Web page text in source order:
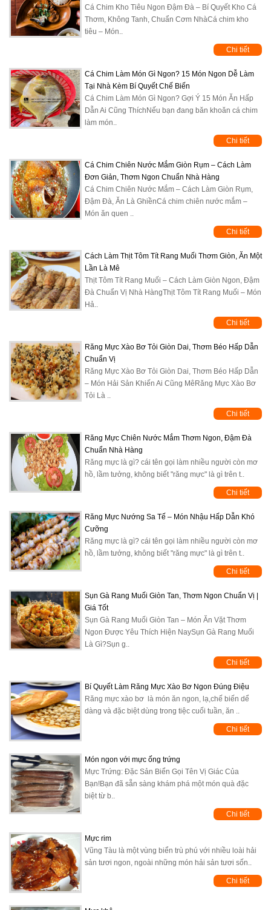
Cá Chim Kho Tiêu Ngon Đậm Đà – Bí Quyết Kho Cá
Thơm, Không Tanh, Chuẩn Cơm NhàCá chim kho
tiêu – Món..
Chi tiết
Cá Chim Làm Món Gì Ngon? 15 Món Ngon Dễ Làm
Tại Nhà Kèm Bí Quyết Chế Biến
Cá Chim Làm Món Gì Ngon? Gợi Ý 15 Món Ăn Hấp
Dẫn Ai Cũng ThíchNếu bạn đang băn khoăn cá chim
làm món..
Chi tiết
Cá Chim Chiên Nước Mắm Giòn Rụm – Cách Làm
Đơn Giản, Thơm Ngon Chuẩn Nhà Hàng
Cá Chim Chiên Nước Mắm – Cách Làm Giòn Rụm,
Đậm Đà, Ăn Là GhiềnCá chim chiên nước mắm –
Món ăn quen ..
Chi tiết
Cách Làm Thịt Tôm Tít Rang Muối Thơm Giòn, Ăn Một
Lần Là Mê
Thịt Tôm Tít Rang Muối – Cách Làm Giòn Ngon, Đậm
Đà Chuẩn Vị Nhà HàngThịt Tôm Tít Rang Muối – Món
Hả..
Chi tiết
Răng Mực Xào Bơ Tỏi Giòn Dai, Thơm Béo Hấp Dẫn
Chuẩn Vị
Răng Mực Xào Bơ Tỏi Giòn Dai, Thơm Béo Hấp Dẫn
– Món Hải Sản Khiến Ai Cũng MêRăng Mực Xào Bơ
Tỏi Là ..
Chi tiết
Răng Mực Chiên Nước Mắm Thơm Ngon, Đậm Đà
Chuẩn Nhà Hàng
Răng mực là gì? cái tên gọi làm nhiều người còn mơ
hồ, lầm tưởng, không biết "răng mực" là gì trên t..
Chi tiết
Răng Mực Nướng Sa Tế – Món Nhậu Hấp Dẫn Khó
Cưỡng
Răng mực là gì? cái tên gọi làm nhiều người còn mơ
hồ, lầm tưởng, không biết "răng mực" là gì trên t..
Chi tiết
Sụn Gà Rang Muối Giòn Tan, Thơm Ngon Chuẩn Vị |
Giá Tốt
Sụn Gà Rang Muối Giòn Tan – Món Ăn Vặt Thơm
Ngon Được Yêu Thích Hiện NaySụn Gà Rang Muối
Là Gì?Sụn g..
Chi tiết
Bí Quyết Làm Răng Mực Xào Bơ Ngon Đúng Điệu
Răng mực xào bơ là món ăn ngon, lạ,chế biến dể
dàng và đặc biệt dùng trong tiệc cuối tuần, ăn ..
Chi tiết
Món ngon với mực ống trứng
Mực Trứng: Đặc Sản Biển Gọi Tên Vị Giác Của
Bạn!Bạn đã sẵn sàng khám phá một món quà đặc
biệt từ b..
Chi tiết
Mực rim
Vũng Tàu là một vùng biển trù phú với nhiều loài hải
sản tươi ngon, ngoài những món hải sản tươi sốn..
Chi tiết